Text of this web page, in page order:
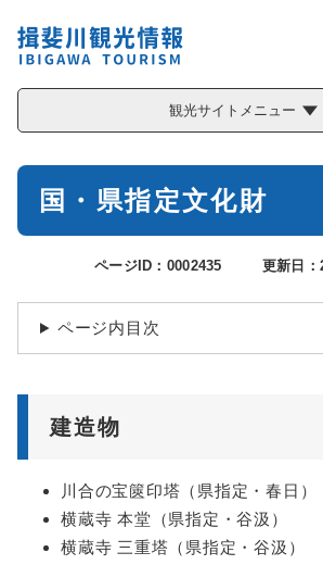
観光サイトメニュー
本
国・県指定文化財
ページID：0002435 更新日
ページ内目次
建造物
川合の宝篋印塔（県指定・春日）
横蔵寺 本堂（県指定・谷汲）
横蔵寺 三重塔（県指定・谷汲）